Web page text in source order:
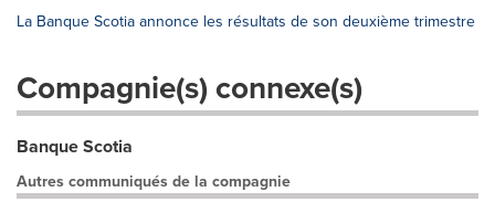
La Banque Scotia annonce les résultats de son deuxième trimestre
Compagnie(s) connexe(s)
Banque Scotia
Autres communiqués de la compagnie